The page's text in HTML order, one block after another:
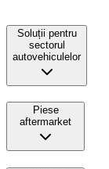
Soluții pentru
sectorul
autovehiculelor
Piese
aftermarket